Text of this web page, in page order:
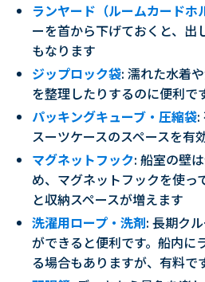
ランヤード（ルームカードホ
ーを首から下げておくと、出
もなります
ジップロック袋: 濡れた水着
を整理したりするのに便利で
パッキングキューブ・圧縮袋:
スーツケースのスペースを有
マグネットフック: 船室の壁
め、マグネットフックを使っ
と収納スペースが増えます
洗濯用ロープ・洗剤: 長期ク
ができると便利です。船内に
る場合もありますが、有料で